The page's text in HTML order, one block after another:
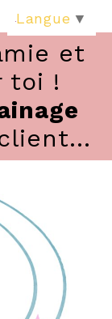
et
toi !
Langue ▼